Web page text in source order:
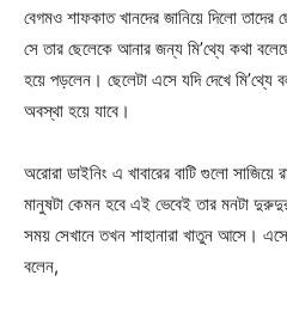
বেগমও শাফকাত খানদের জানিয়ে দিলো
সে তার ছেলেকে আনার জন্য মি’থ্যে কথা
হয়ে পড়লেন। ছেলেটা এসে যদি দেখে মি’থ্যে
অবস্থা হয়ে যাবে।
অরোরা ডাইনিং এ খাবারের বাটি গুলো
মানুষটা কেমন হবে এই ভেবেই তার মনটা
সময় সেখানে তখন শাহানারা খাতুন আসে।
বলেন,